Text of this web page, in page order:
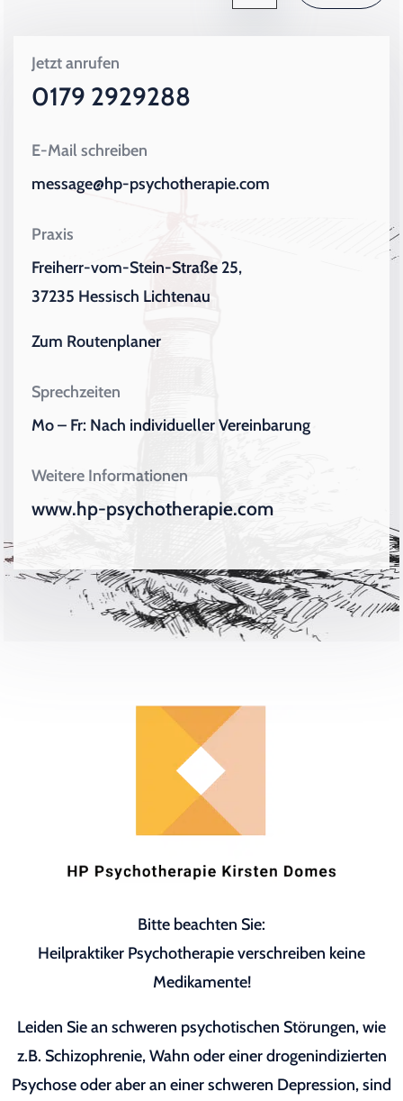
Jetzt anrufen
0179 2929288
E-Mail schreiben
message@hp-psychotherapie.com
Praxis
Freiherr-vom-Stein-Straße 25,
37235 Hessisch Lichtenau
Zum Routenplaner
Sprechzeiten
Mo – Fr: Nach individueller Vereinbarung
Weitere Informationen
www.hp-psychotherapie.com
Bitte beachten Sie:
Heilpraktiker Psychotherapie verschreiben keine
Medikamente!
Leiden Sie an schweren psychotischen Störungen, wie
z.B. Schizophrenie, Wahn oder einer drogenindizierten
Psychose oder aber an einer schweren Depression, sind